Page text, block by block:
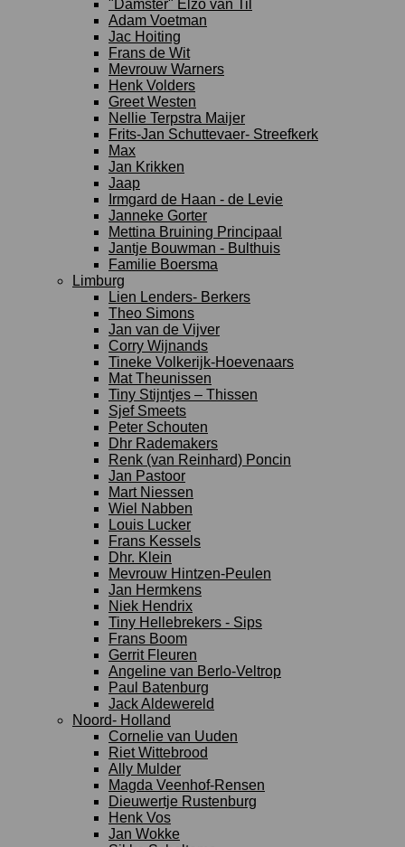
"Damster" Elzo van Til
Adam Voetman
Jac Hoiting
Frans de Wit
Mevrouw Warners
Henk Volders
Greet Westen
Nellie Terpstra Maijer
Frits-Jan Schuttevaer- Streefkerk
Max
Jan Krikken
Jaap
Irmgard de Haan - de Levie
Janneke Gorter
Mettina Bruining Principaal
Jantje Bouwman - Bulthuis
Familie Boersma
Limburg
Lien Lenders- Berkers
Theo Simons
Jan van de Vijver
Corry Wijnands
Tineke Volkerijk-Hoevenaars
Mat Theunissen
Tiny Stijntjes – Thissen
Sjef Smeets
Peter Schouten
Dhr Rademakers
Renk (van Reinhard) Poncin
Jan Pastoor
Mart Niessen
Wiel Nabben
Louis Lucker
Frans Kessels
Dhr. Klein
Mevrouw Hintzen-Peulen
Jan Hermkens
Niek Hendrix
Tiny Hellebrekers - Sips
Frans Boom
Gerrit Fleuren
Angeline van Berlo-Veltrop
Paul Batenburg
Jack Aldewereld
Noord- Holland
Cornelie van Uuden
Riet Wittebrood
Ally Mulder
Magda Veenhof-Rensen
Dieuwertje Rustenburg
Henk Vos
Jan Wokke